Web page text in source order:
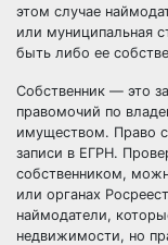
этом случае
или муниципальная
быть либо ее
Собственник — это
правомочий по
имуществом. Право
записи в ЕГРН.
собственником,
или органах
наймодатели,
недвижимости, но